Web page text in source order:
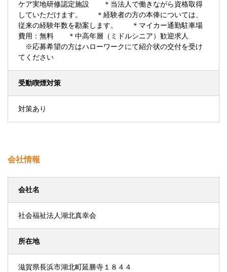
ケア実地研修認定施設 ＊当法人で働きながら資格取得
していただけます。 ＊経験者の方の本俸については、
従来の経験年数を勘案します。 ＊マイカー通勤駐車場
費用：無料 ＊中高年層（ミドルシニア）歓迎求人
※応募希望の方はハローワークにて紹介状の交付を受け
てください
受動喫煙対策
対策あり
会社情報
会社名
社会福祉法人湖北真幸会
所在地
滋賀県長浜市湖北町延勝寺１８４４